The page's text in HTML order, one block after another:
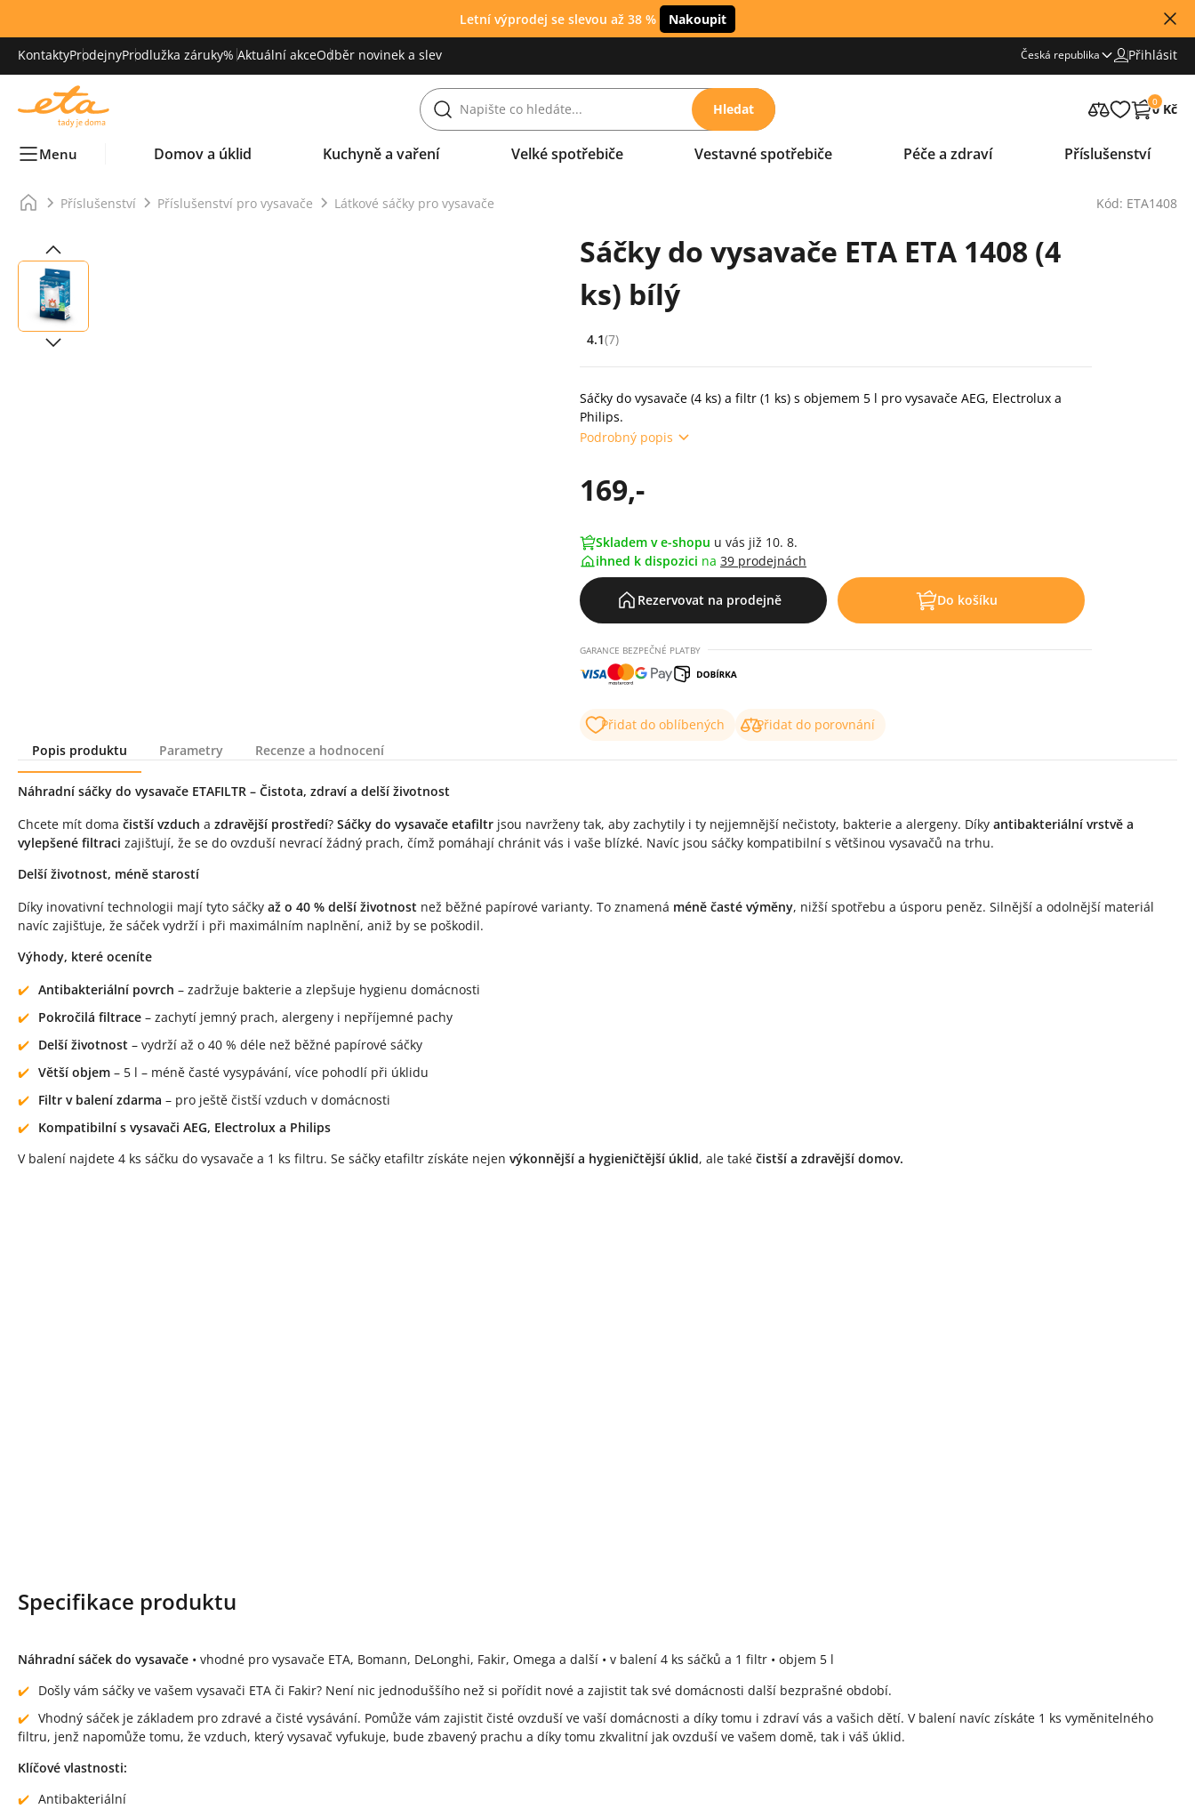
Letní výprodej se slevou až 38 % Nakoupit
KontaktyProdejnyProdlužka záruky% Aktuální akceOdběr novinek a slev Česká republika Přihlásit
Hledat 0
0 Kč
Menu Domov a úklid Kuchyně a vaření Velké spotřebiče Vestavné spotřebiče Péče a zdraví Příslušenství
Příslušenství Příslušenství pro vysavače Látkové sáčky pro vysavače Kód: ETA1408
Sáčky do vysavače ETA ETA 1408 (4
ks) bílý
Hodnocení: 4.1 z 5 (7 recenzí)
4.1(7)
Sáčky do vysavače (4 ks) a filtr (1 ks) s objemem 5 l pro vysavače AEG, Electrolux a
Philips.
Podrobný popis
169,-
Skladem v e-shopu u vás již 10. 8.
ihned k dispozici na 39 prodejnách
Rezervovat na prodejně Do košíku
GARANCE BEZPEČNÉ PLATBY
Přidat do oblíbených
Přidat do porovnání
Popis produktu
Parametry Recenze a hodnocení
Popis produktu
Náhradní sáčky do vysavače ETAFILTR – Čistota, zdraví a delší životnost
Chcete mít doma čistší vzduch a zdravější prostředí? Sáčky do vysavače etafiltr jsou navrženy tak, aby zachytily i ty nejjemnější nečistoty, bakterie a alergeny. Díky antibakteriální vrstvě a
vylepšené filtraci zajišťují, že se do ovzduší nevrací žádný prach, čímž pomáhají chránit vás i vaše blízké. Navíc jsou sáčky kompatibilní s většinou vysavačů na trhu.
Delší životnost, méně starostí
Díky inovativní technologii mají tyto sáčky až o 40 % delší životnost než běžné papírové varianty. To znamená méně časté výměny, nižší spotřebu a úsporu peněz. Silnější a odolnější materiál
navíc zajišťuje, že sáček vydrží i při maximálním naplnění, aniž by se poškodil.
Výhody, které oceníte
Antibakteriální povrch – zadržuje bakterie a zlepšuje hygienu domácnosti
Pokročilá filtrace – zachytí jemný prach, alergeny i nepříjemné pachy
Delší životnost – vydrží až o 40 % déle než běžné papírové sáčky
Větší objem – 5 l – méně časté vysypávání, více pohodlí při úklidu
Filtr v balení zdarma – pro ještě čistší vzduch v domácnosti
Kompatibilní s vysavači AEG, Electrolux a Philips
V balení najdete 4 ks sáčku do vysavače a 1 ks filtru. Se sáčky etafiltr získáte nejen výkonnější a hygieničtější úklid, ale také čistší a zdravější domov.
Specifikace produktu
Náhradní sáček do vysavače • vhodné pro vysavače ETA, Bomann, DeLonghi, Fakir, Omega a další • v balení 4 ks sáčků a 1 filtr • objem 5 l
Došly vám sáčky ve vašem vysavači ETA či Fakir? Není nic jednoduššího než si pořídit nové a zajistit tak své domácnosti další bezprašné období.
Vhodný sáček je základem pro zdravé a čisté vysávání. Pomůže vám zajistit čisté ovzduší ve vaší domácnosti a díky tomu i zdraví vás a vašich dětí. V balení navíc získáte 1 ks vyměnitelného
filtru, jenž napomůže tomu, že vzduch, který vysavač vyfukuje, bude zbavený prachu a díky tomu zkvalitní jak ovzduší ve vašem domě, tak i váš úklid.
Klíčové vlastnosti:
Antibakteriální